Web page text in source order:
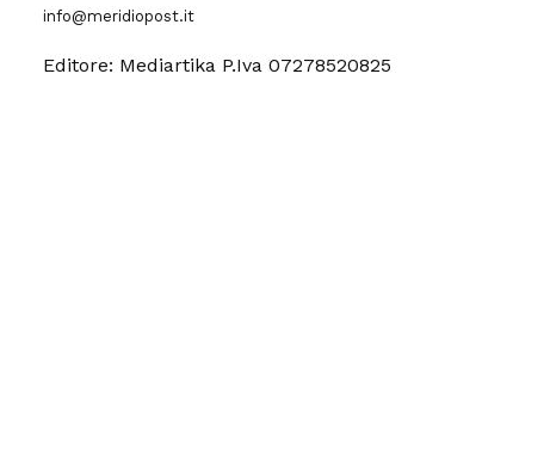
info@meridiopost.it
Editore: Mediartika P.Iva 07278520825